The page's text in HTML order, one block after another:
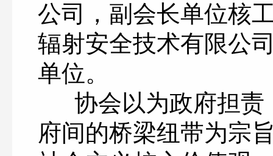
公司，副会长单位核
辐射安全技术有限公
单位。
协会以为政府担责
府间的桥梁纽带为宗